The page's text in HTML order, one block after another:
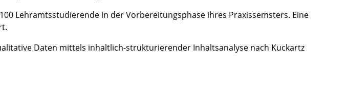
Lehramtsstudierende in der Vorbereitungsphase ihres Praxissemsters. Eine
Daten mittels inhaltlich-strukturierender Inhaltsanalyse nach Kuckartz